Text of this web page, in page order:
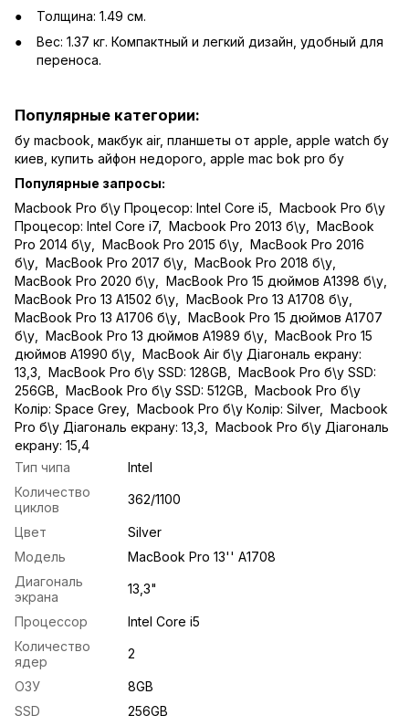
Толщина: 1.49 см.
Вес: 1.37 кг. Компактный и легкий дизайн, удобный для
переноса.
Популярные категории:
бу macbook макбук air, планшеты от apple apple watch бу
киев купить айфон недорого apple mac bok pro бу
Популярные запросы:
Macbook Pro б\у Процесор: Intel Core i5
Macbook Pro б\у
Процесор: Intel Core i7, Macbook Pro 2013 б\у
MacBook
Pro 2014 б\у
MacBook Pro 2015 б\у
MacBook Pro 2016
б\у
MacBook Pro 2017 б\у MacBook Pro 2018 б\у
MacBook Pro 2020 б\у
MacBook Pro 15 дюймов A1398 б\у
MacBook Pro 13 A1502 б\у
MacBook Pro 13 A1708 б\у
MacBook Pro 13 A1706 б\у
MacBook Pro 15 дюймов A1707
б\у
MacBook Pro 13 дюймов A1989 б\у
MacBook Pro 15
дюймов A1990 б\у
MacBook Air б\у Діагональ екрану:
13,3
MacBook Pro б\у SSD: 128GB
MacBook Pro б\у SSD:
256GB
MacBook Pro б\у SSD: 512GB
Macbook Pro б\у
Колір: Space Grey, Macbook Pro б\у Колір: Silver, Macbook
Pro б\у Діагональ екрану: 13,3
Macbook Pro б\у Діагональ
екрану: 15,4
Тип чипа
Intel
Количество
циклов
362/1100
Цвет
Silver
Модель
MacBook Pro 13'' A1708
Диагональ
экрана
13,3"
Процессор
Intel Core i5
Количество
ядер
2
ОЗУ
8GB
SSD
256GB